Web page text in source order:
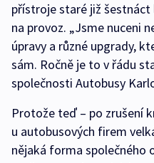
přístroje staré již
na provoz. „Jsme nuceni
úpravy a různé upgrady,
sám. Ročně je to v řádu
společnosti Autobusy
Protože teď – po zrušení
u autobusových firem
nějaká forma společného